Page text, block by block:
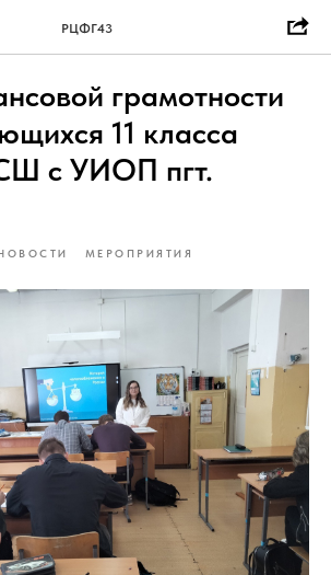
РЦФГ43
грамотности
11 класса
с УИОП пгт.
МЕРОПРИЯТИЯ